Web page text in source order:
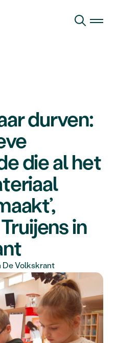
durven:
die al het
in
De Volkskrant